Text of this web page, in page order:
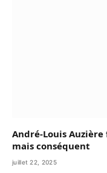
André-Louis
mais conséquent
juillet 22, 2025